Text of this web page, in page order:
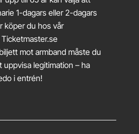
1-dagars eller 2-dagars
köper du hos vår
Ticketmaster.se
mot armband måste du
uppvisa legitimation – ha
i entrén!